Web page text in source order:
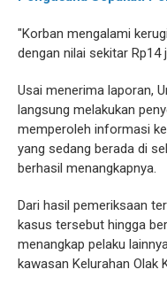
"Korban mengalami
dengan nilai sekitar Rp14
Usai menerima laporan,
langsung melakukan
memperoleh informasi
yang sedang berada di
berhasil menangkapnya.
Dari hasil pemeriksaan
kasus tersebut hingga
menangkap pelaku
kawasan Kelurahan Olak